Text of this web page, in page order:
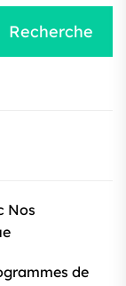
Recherche
Nos
de